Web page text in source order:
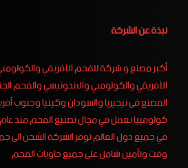
نبذة عن الشركة
أكبر مصنع و شركة للفحم الأفريقي
الأفريقي والكولومبي والاندونيسي والفحم
المصنع فى نيجيريا والسودان وكينيا وجنوب
في جميع دول العالم توفر الشركة الشحن الى
وقت وتأمين شامل على جميع حاويات الفحم